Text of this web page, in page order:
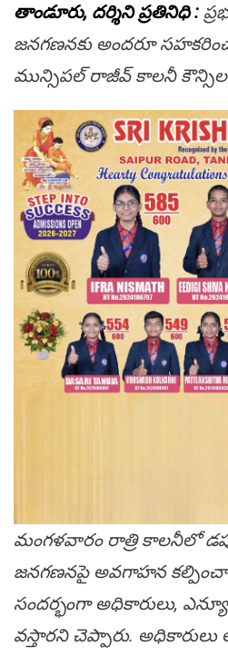
తాండూరు, దర్శిని ప్రతినిధి :
జనగణనకు అందరూ
మున్సిపల్ రాజీవ్ కాలనీ
మంగళవారం రాత్రి కాలనీలో
జనగణనపై అవగాహన
సందర్భంగా అధికారులు,
వస్తారని చెప్పారు.